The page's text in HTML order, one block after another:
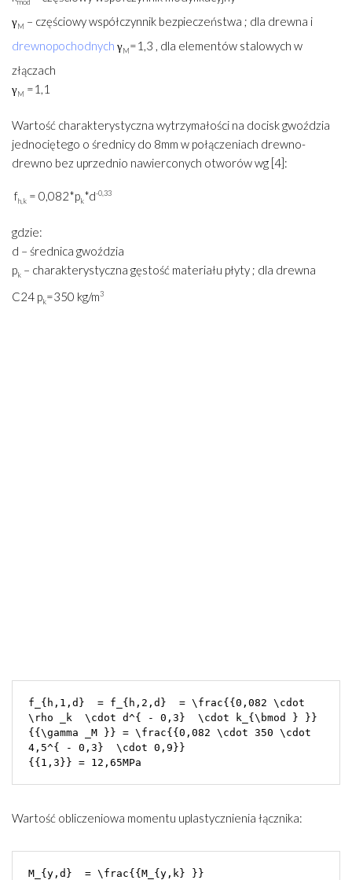
mod
γM – częściowy współczynnik bezpieczeństwa ; dla drewna i
drewnopochodnych γM=1,3 , dla elementów stalowych w
złączach
γM =1,1
Wartość charakterystyczna wytrzymałości na docisk gwoździa
jednociętego o średnicy do 8mm w połączeniach drewno-
drewno bez uprzednio nawierconych otworów wg [4]:
fh,k = 0,082*pk*d-0,33
gdzie:
d – średnica gwoździa
pk – charakterystyczna gęstość materiału płyty ; dla drewna
C24 pk=350 kg/m3
f_{h,1,d}  = f_{h,2,d}  = \frac{{0,082 \cdot
\rho _k  \cdot d^{ - 0,3}  \cdot k_{\bmod } }}
{{\gamma _M }} = \frac{{0,082 \cdot 350 \cdot
4,5^{ - 0,3}  \cdot 0,9}}
Wartość obliczeniowa momentu uplastycznienia łącznika:
M_{y,d}  = \frac{{M_{y,k} }}